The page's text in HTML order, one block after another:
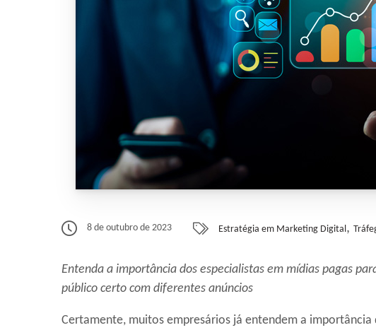
8 de outubro de 2023 Estratégia em Marketing Digital,
Entenda a importância dos especialistas em mídias pagas
público certo com diferentes anúncios
Certamente, muitos empresários já entendem a